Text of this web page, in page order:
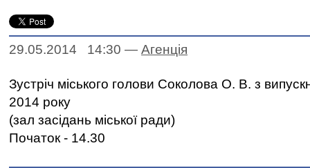
29.05.2014 14:30 — Агенцiя
Зустріч міського голови Соколова О. В. з
2014 року
(зал засідань міської ради)
Початок - 14.30